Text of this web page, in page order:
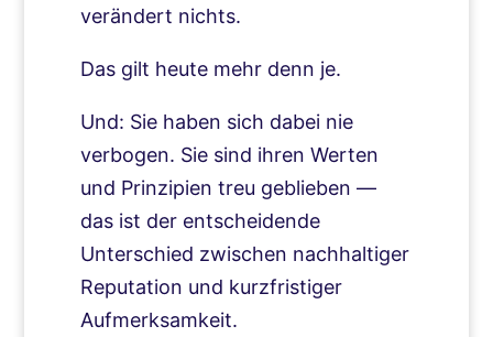
verändert nichts.
Das gilt heute mehr denn je.
Und: Sie haben sich dabei nie
verbogen. Sie sind ihren Werten
und Prinzipien treu geblieben —
das ist der entscheidende
Unterschied zwischen nachhaltiger
Reputation und kurzfristiger
Aufmerksamkeit.